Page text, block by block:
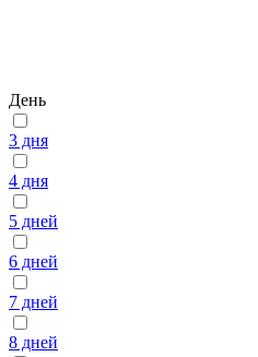
День
3 дня
4 дня
5 дней
6 дней
7 дней
8 дней